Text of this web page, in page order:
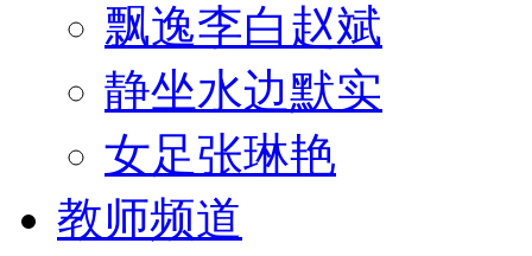
飘逸李白赵斌
静坐水边默实
女足张琳艳
教师频道